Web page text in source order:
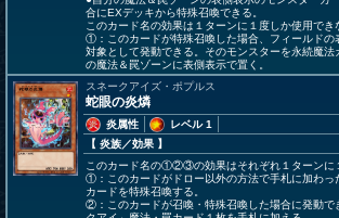
合にEXデッキから特殊召喚できる。
このカード名の効果は１ターンに１度しか使用でき
①：このカードが特殊召喚した場合、フィールドの
対象として発動できる。そのモンスターを永続魔法
の魔法＆罠ゾーンに表側表示で置く。
スネークアイズ・ポプルス
蛇眼の炎燐
炎属性
レベル 1
【 炎族／効果 】
このカード名の①②③の効果はそれぞれ１ターンに
①：このカードがドロー以外の方法で手札に加わっ
カードを特殊召喚する。
②：このカードが召喚・特殊召喚した場合に発動で